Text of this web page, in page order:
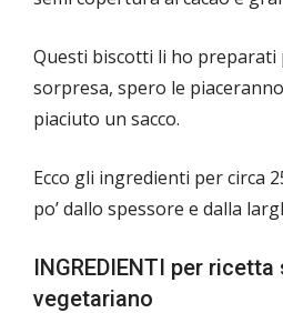
Questi biscotti li ho preparati
sorpresa, spero le
piaciuto un sacco.
Ecco gli ingredienti per circa
po’ dallo spessore e dalla
INGREDIENTI per
vegetariano